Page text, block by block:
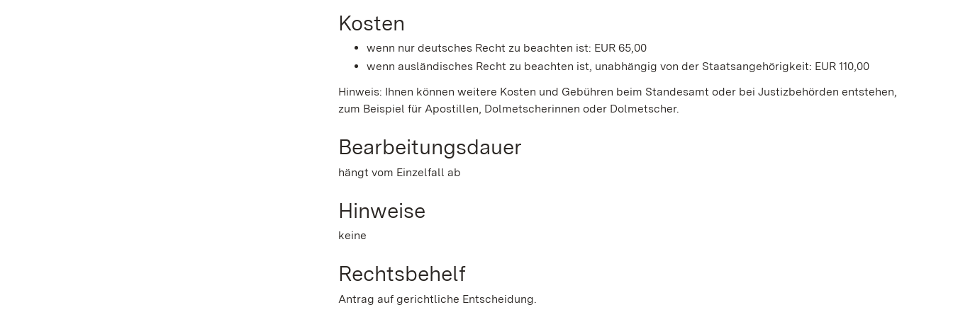
Kosten
wenn nur deutsches Recht zu beachten ist: EUR 65,00
wenn ausländisches Recht zu beachten ist, unabhängig von der Staatsangehörigkeit: EUR 110,00
Hinweis: Ihnen können weitere Kosten und Gebühren beim Standesamt oder bei Justizbehörden entstehen,
zum Beispiel für Apostillen, Dolmetscherinnen oder Dolmetscher.
Bearbeitungsdauer
hängt vom Einzelfall ab
Hinweise
keine
Rechtsbehelf
Antrag auf gerichtliche Entscheidung.